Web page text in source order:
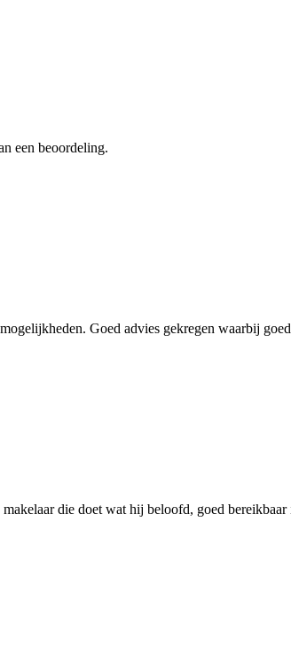
een beoordeling.
Goed advies gekregen waarbij
die doet wat hij beloofd, goed bereikbaar